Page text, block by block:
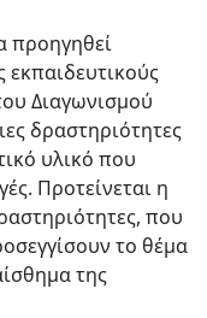
προηγηθεί
Διαγωνισμού
δραστηριότητες
υλικό που
Προτείνεται η
που
το θέμα
της